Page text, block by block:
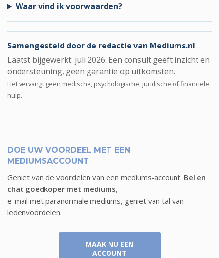
Waar vind ik voorwaarden?
Samengesteld door de redactie van Mediums.nl
Laatst bijgewerkt: juli 2026. Een consult geeft inzicht en
ondersteuning, geen garantie op uitkomsten.
Het vervangt geen medische, psychologische, juridische of financiele
hulp.
DOE UW VOORDEEL MET EEN
MEDIUMSACCOUNT
Geniet van de voordelen van een mediums-account. Bel en
chat goedkoper met mediums,
e-mail met paranormale mediums, geniet van tal van
ledenvoordelen.
MAAK NU EEN
ACCOUNT